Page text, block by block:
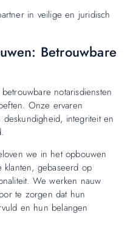
in veilige en juridisch
Betrouwbare
notarisdiensten
Onze ervaren
integriteit en
we in het opbouwen
klanten, gebaseerd op
We werken nauw
te zorgen dat hun
en hun belangen